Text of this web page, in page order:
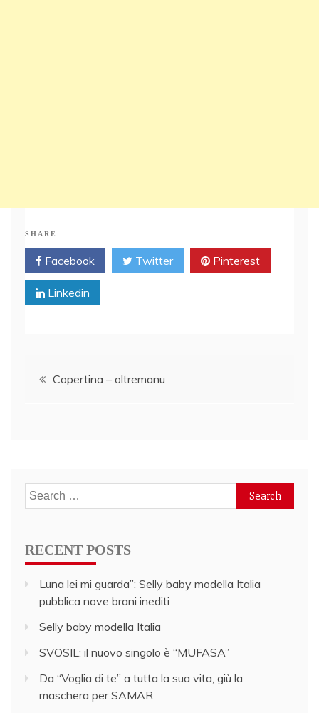
SHARE
Facebook Twitter Pinterest
Linkedin
PostCopertina – oltremanu
Search
for:
RECENT POSTS
Luna lei mi guarda”: Selly baby modella Italia
pubblica nove brani inediti
Selly baby modella Italia
SVOSIL: il nuovo singolo è “MUFASA”
Da “Voglia di te” a tutta la sua vita, giù la
maschera per SAMAR